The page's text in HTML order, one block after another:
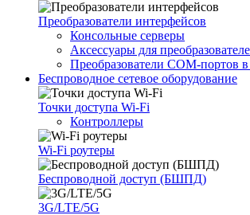
Преобразователи интерфейсов
Консольные серверы
Аксессуары для
Преобразователи COM-портов
Беспроводное сетевое оборудование
Точки доступа Wi-Fi
Контроллеры
Wi-Fi роутеры
Беспроводной доступ (БШПД)
3G/LTE/5G